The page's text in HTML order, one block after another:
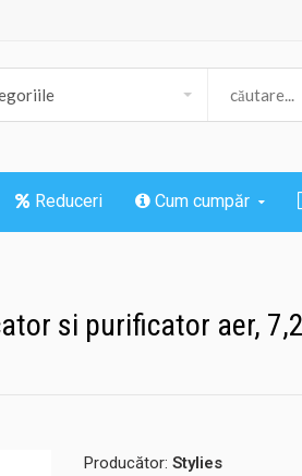
Reduceri Cum cumpăr
si purificator aer,
Producător: Stylies